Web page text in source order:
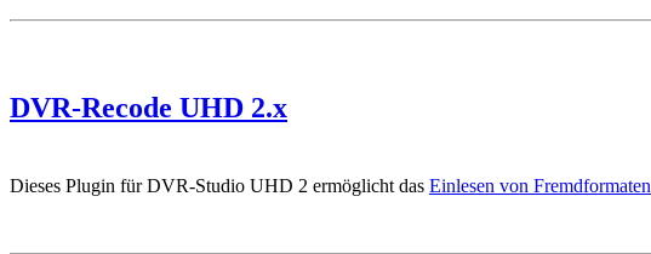
DVR-Recode UHD 2.x
Dieses Plugin für DVR-Studio UHD 2 ermöglicht das Einlesen von Fremdformaten